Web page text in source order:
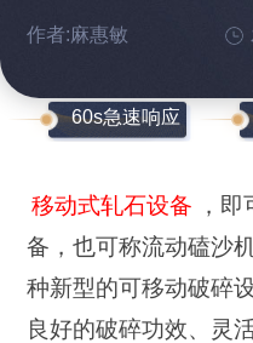
作者:麻惠敏
60s急速响应
移动式轧石设备
，
备，也可称流动磕沙
种新型的可移动破碎
良好的破碎功效、灵